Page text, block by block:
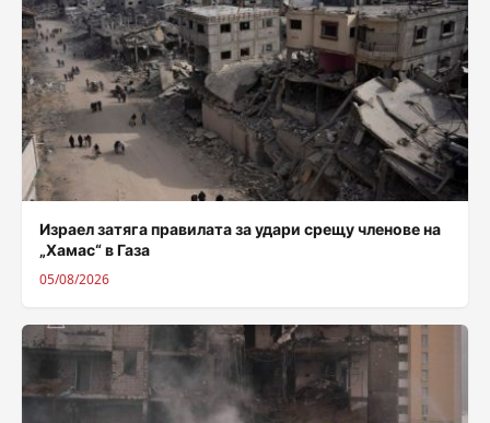
Израел затяга правилата за удари срещу членове на
„Хамас“ в Газа
05/08/2026